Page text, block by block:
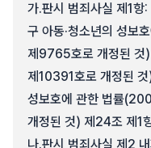
가.판시 범죄사실 제1항:
구 아동·청소년의 성보
제9765호로 개정된
제10391호로 개정된
성보호에 관한 법률
개정된 것) 제24조 제1
나.판시 범죄사실 제2